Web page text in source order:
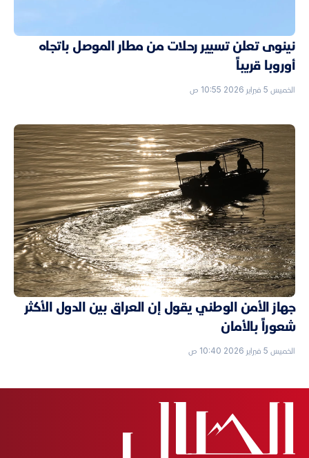
نينوى تعلن تسيير رحلات من مطار الموصل باتجاه
أوروبا قريباً
الخميس 5 فبراير 2026 10:55 ص
جهاز الأمن الوطني يقول إن العراق بين الدول الأكثر
شعوراً بالأمان
الخميس 5 فبراير 2026 10:40 ص